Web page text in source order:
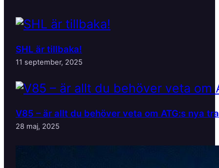
SHL är tillbaka!
11 september, 2025
V85 – är allt du behöver veta om ATG:s nya
28 maj, 2025